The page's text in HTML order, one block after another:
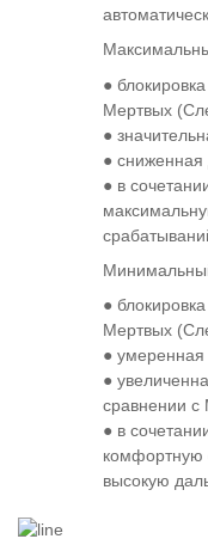
●
Мертвых
●
● сниженная
● в
●
Мертвых
● умеренная
●
сравнении
● в
комфортную
высокую